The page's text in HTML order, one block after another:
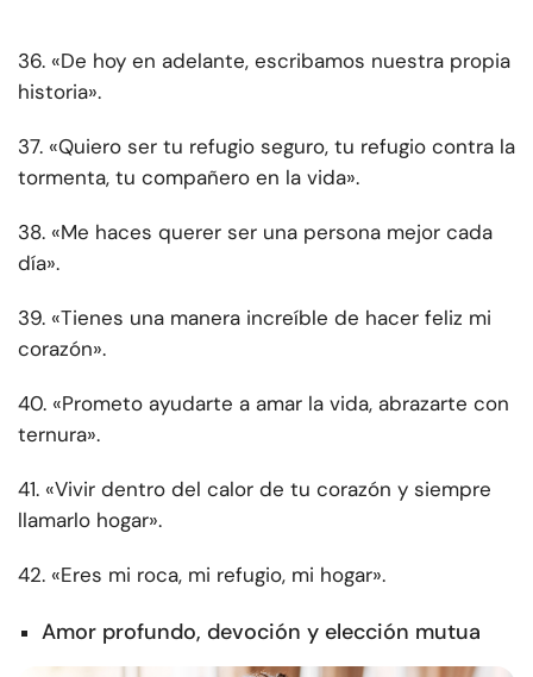
36. «De hoy en adelante, escribamos nuestra propia
historia».
37. «Quiero ser tu refugio seguro, tu refugio contra la
tormenta, tu compañero en la vida».
38. «Me haces querer ser una persona mejor cada
día».
39. «Tienes una manera increíble de hacer feliz mi
corazón».
40. «Prometo ayudarte a amar la vida, abrazarte con
ternura».
41. «Vivir dentro del calor de tu corazón y siempre
llamarlo hogar».
42. «Eres mi roca, mi refugio, mi hogar».
Amor profundo, devoción y elección mutua